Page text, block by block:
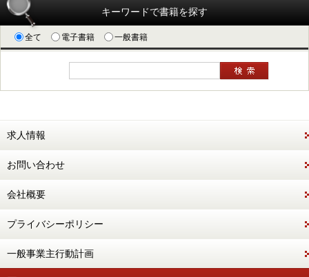
キーワードで書籍を探す
全て 電子書籍 一般書籍
求人情報
お問い合わせ
会社概要
プライバシーポリシー
一般事業主行動計画